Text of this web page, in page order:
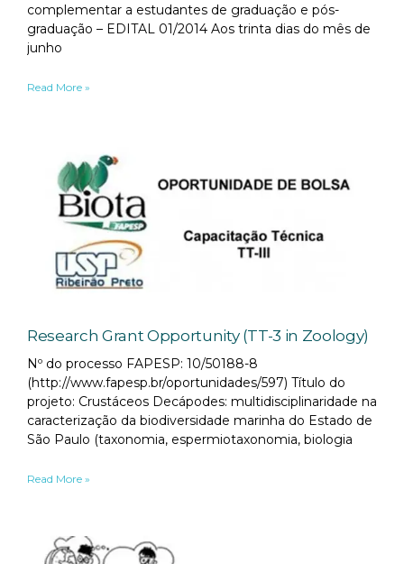
complementar a estudantes de graduação e pós-
graduação – EDITAL 01/2014 Aos trinta dias do mês de
junho
Read More »
Research Grant Opportunity (TT-3 in Zoology)
Nº do processo FAPESP: 10/50188-8
(http://www.fapesp.br/oportunidades/597) Título do
projeto: Crustáceos Decápodes: multidisciplinaridade na
caracterização da biodiversidade marinha do Estado de
São Paulo (taxonomia, espermiotaxonomia, biologia
Read More »